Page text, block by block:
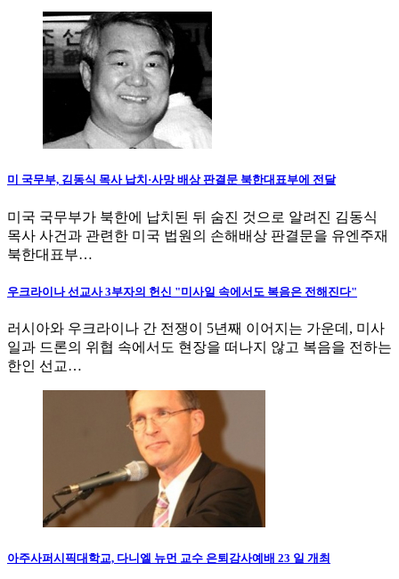
미 국무부, 김동식 목사 납치·사망 배상 판결문 북한대표부에 전달
미국 국무부가 북한에 납치된 뒤 숨진 것으로 알려진 김동식
목사 사건과 관련한 미국 법원의 손해배상 판결문을 유엔주재
북한대표부…
우크라이나 선교사 3부자의 헌신 "미사일 속에서도 복음은 전해진다"
러시아와 우크라이나 간 전쟁이 5년째 이어지는 가운데, 미사
일과 드론의 위협 속에서도 현장을 떠나지 않고 복음을 전하는
한인 선교…
아주사퍼시픽대학교, 다니엘 뉴먼 교수 은퇴감사예배 23 일 개최